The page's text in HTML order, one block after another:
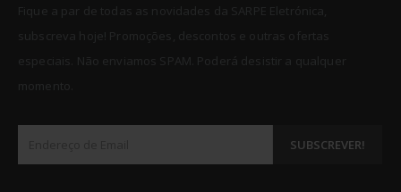
Fique a par de todas as novidades da SARPE Eletrónica,
subscreva hoje! Promoções, descontos e outras ofertas
especiais. Não enviamos SPAM. Poderá desistir a qualquer
momento.